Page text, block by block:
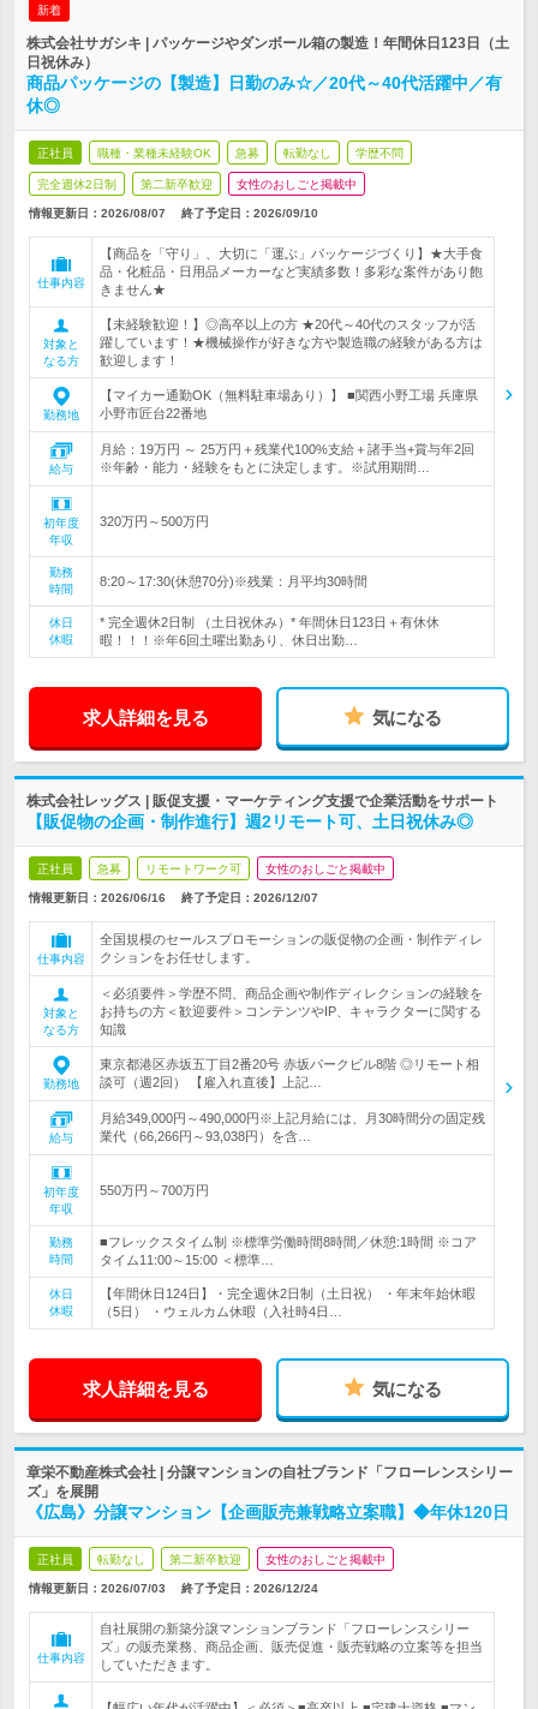
新着
株式会社サガシキ | パッケージやダンボール箱の製造！年間休日123日（土
日祝休み）
商品パッケージの【製造】日勤のみ☆／20代～40代活躍中／有
休◎
正社員 職種・業種未経験OK 急募 転勤なし 学歴不問
完全週休2日制 第二新卒歓迎 女性のおしごと掲載中
情報更新日：2026/08/07 終了予定日： 2026/09/10
仕事内容
【商品を「守り」、大切に「運ぶ」パッケージづくり】★大手食
品・化粧品・日用品メーカーなど実績多数！多彩な案件があり飽
きません★
対象と
なる方
【未経験歓迎！】◎高卒以上の方 ★20代～40代のスタッフが活
躍しています！★機械操作が好きな方や製造職の経験がある方は
歓迎します！
勤務地
【マイカー通勤OK（無料駐車場あり）】 ■関西小野工場 兵庫県
小野市匠台22番地
給与
月給：19万円 ～ 25万円＋残業代100%支給＋諸手当+賞与年2回
※年齢・能力・経験をもとに決定します。※試用期間…
初年度
年収
320万円～500万円
勤務
時間
8:20～17:30(休憩70分)※残業：月平均30時間
休日
休暇
* 完全週休2日制 （土日祝休み）* 年間休日123日＋有休休
暇！！！※年6回土曜出勤あり、休日出勤…
求人詳細を見る 気になる
株式会社レッグス | 販促支援・マーケティング支援で企業活動をサポート
【販促物の企画・制作進行】週2リモート可、土日祝休み◎
正社員 急募 リモートワーク可 女性のおしごと掲載中
情報更新日：2026/06/16 終了予定日： 2026/12/07
仕事内容
全国規模のセールスプロモーションの販促物の企画・制作ディレ
クションをお任せします。
対象と
なる方
＜必須要件＞学歴不問、商品企画や制作ディレクションの経験を
お持ちの方＜歓迎要件＞コンテンツやIP、キャラクターに関する
知識
勤務地
東京都港区赤坂五丁目2番20号 赤坂パークビル8階 ◎リモート相
談可（週2回） 【雇入れ直後】上記…
給与
月給349,000円～490,000円※上記月給には、月30時間分の固定残
業代（66,266円～93,038円）を含…
初年度
年収
550万円～700万円
勤務
時間
■フレックスタイム制 ※標準労働時間8時間／休憩:1時間 ※コア
タイム11:00～15:00 ＜標準…
休日
休暇
【年間休日124日】・完全週休2日制（土日祝） ・年末年始休暇
（5日） ・ウェルカム休暇（入社時4日…
求人詳細を見る 気になる
章栄不動産株式会社 | 分譲マンションの自社ブランド「フローレンスシリー
ズ」を展開
《広島》分譲マンション【企画販売兼戦略立案職】◆年休120日
正社員 転勤なし 第二新卒歓迎 女性のおしごと掲載中
情報更新日：2026/07/03 終了予定日： 2026/12/24
仕事内容
自社展開の新築分譲マンションブランド「フローレンスシリー
ズ」の販売業務、商品企画、販売促進・販売戦略の立案等を担当
していただきます。